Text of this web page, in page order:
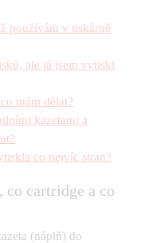
používám v tiskárně
ale já jsem vytiskl
mám dělat?
kazetami a
co nejvíc stran?
co cartridge a co
(náplň) do